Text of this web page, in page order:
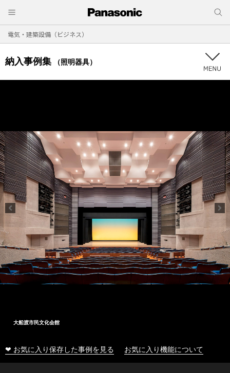
電気・建築設備（ビジネス）
納入事例集 （照明器具）
大船渡市民文化会館
❤ お気に入り保存した事例を見る お気に入り機能について